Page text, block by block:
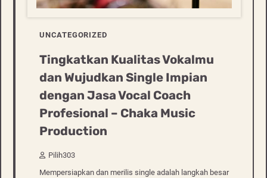
UNCATEGORIZED
Tingkatkan Kualitas Vokalmu
dan Wujudkan Single Impian
dengan Jasa Vocal Coach
Profesional – Chaka Music
Production
Pilih303
Mempersiapkan dan merilis single adalah langkah besar